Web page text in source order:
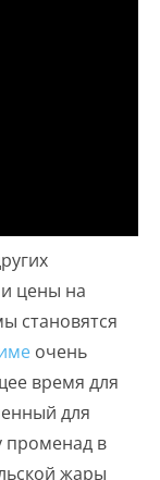
цены на
становятся
очень
время для
для
променад в
жары